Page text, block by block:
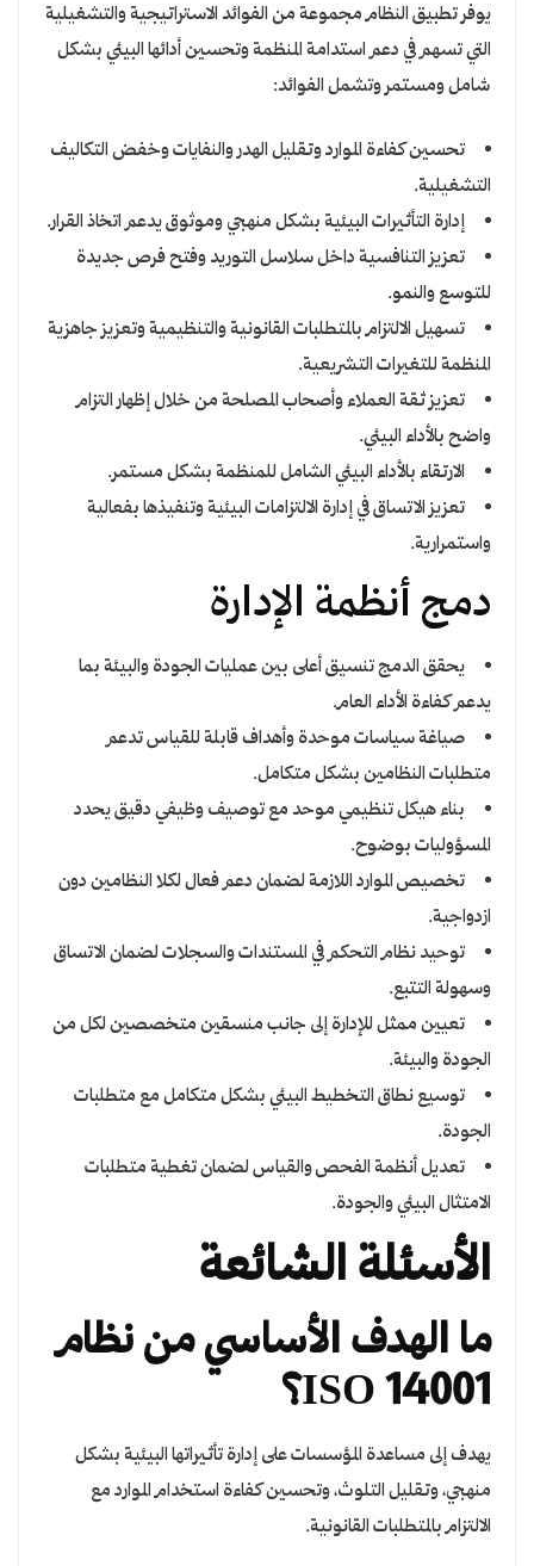
يوفر تطبيق النظام مجموعة من الفوائد الاستراتيجية والتشغيلية
التي تسهم في دعم استدامة المنظمة وتحسين أدائها البيئي بشكل
شامل ومستمر وتشمل الفوائد:
تحسين كفاءة الموارد وتقليل الهدر والنفايات وخفض التكاليف
التشغيلية.
إدارة التأثيرات البيئية بشكل منهجي وموثوق يدعم اتخاذ القرار.
تعزيز التنافسية داخل سلاسل التوريد وفتح فرص جديدة
للتوسع والنمو.
تسهيل الالتزام بالمتطلبات القانونية والتنظيمية وتعزيز جاهزية
المنظمة للتغيرات التشريعية.
تعزيز ثقة العملاء وأصحاب المصلحة من خلال إظهار التزام
واضح بالأداء البيئي.
الارتقاء بالأداء البيئي الشامل للمنظمة بشكل مستمر.
تعزيز الاتساق في إدارة الالتزامات البيئية وتنفيذها بفعالية
واستمرارية.
دمج أنظمة الإدارة
يحقق الدمج تنسيق أعلى بين عمليات الجودة والبيئة بما
يدعم كفاءة الأداء العام.
صياغة سياسات موحدة وأهداف قابلة للقياس تدعم
متطلبات النظامين بشكل متكامل.
بناء هيكل تنظيمي موحد مع توصيف وظيفي دقيق يحدد
المسؤوليات بوضوح.
تخصيص الموارد اللازمة لضمان دعم فعال لكلا النظامين دون
ازدواجية.
توحيد نظام التحكم في المستندات والسجلات لضمان الاتساق
وسهولة التتبع.
تعيين ممثل للإدارة إلى جانب منسقين متخصصين لكل من
الجودة والبيئة.
توسيع نطاق التخطيط البيئي بشكل متكامل مع متطلبات
الجودة.
تعديل أنظمة الفحص والقياس لضمان تغطية متطلبات
الامتثال البيئي والجودة.
الأسئلة الشائعة
ما الهدف الأساسي من نظام
ISO 14001؟
يهدف إلى مساعدة المؤسسات على إدارة تأثيراتها البيئية بشكل
منهجي، وتقليل التلوث، وتحسين كفاءة استخدام الموارد مع
الالتزام بالمتطلبات القانونية.